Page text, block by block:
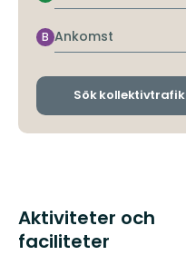
Ankomst
B
Sök kollektivtrafik
Aktiviteter och
faciliteter